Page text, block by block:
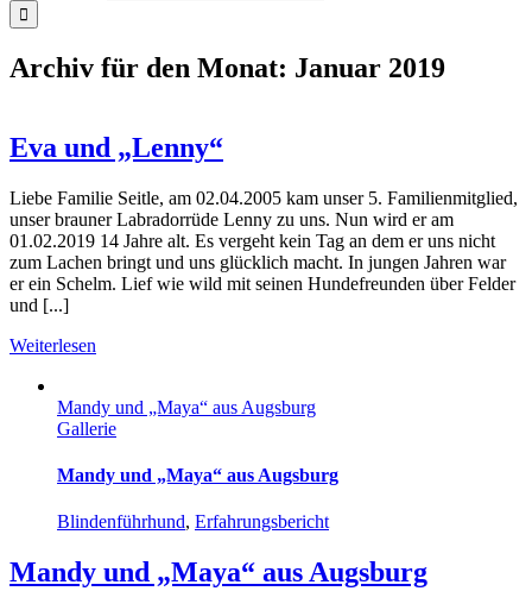
Archiv für den Monat: Januar 2019
Eva und „Lenny“
Liebe Familie Seitle, am 02.04.2005 kam unser 5. Familienmitglied,
unser brauner Labradorrüde Lenny zu uns. Nun wird er am
01.02.2019 14 Jahre alt. Es vergeht kein Tag an dem er uns nicht
zum Lachen bringt und uns glücklich macht. In jungen Jahren war
er ein Schelm. Lief wie wild mit seinen Hundefreunden über Felder
und [...]
Weiterlesen
Mandy und „Maya“ aus Augsburg
Gallerie
Mandy und „Maya“ aus Augsburg
Blindenführhund, Erfahrungsbericht
Mandy und „Maya“ aus Augsburg